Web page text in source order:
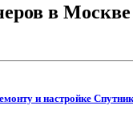
в Москве
и настройке